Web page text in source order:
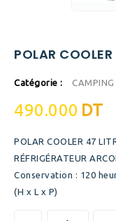
POLAR
Catégorie : CAMPING
490.000 DT
POLAR COOLER 47
RÉFRIGÉRATEUR
Conservation : 120
(H x L x P)